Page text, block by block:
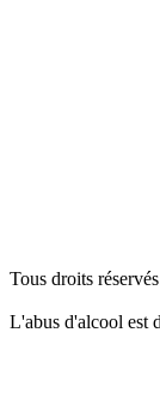
Tous droits
L'abus d'alcool est